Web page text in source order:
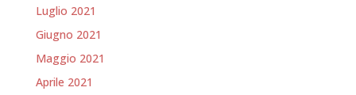
Luglio 2021
Giugno 2021
Maggio 2021
Aprile 2021